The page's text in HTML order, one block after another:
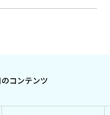
コンテンツ